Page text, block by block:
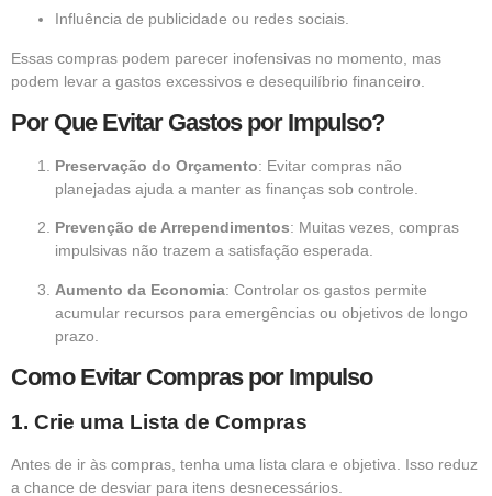
Influência de publicidade ou redes sociais.
Essas compras podem parecer inofensivas no momento, mas
podem levar a gastos excessivos e desequilíbrio financeiro.
Por Que Evitar Gastos por Impulso?
Preservação do Orçamento: Evitar compras não
planejadas ajuda a manter as finanças sob controle.
Prevenção de Arrependimentos: Muitas vezes, compras
impulsivas não trazem a satisfação esperada.
Aumento da Economia: Controlar os gastos permite
acumular recursos para emergências ou objetivos de longo
prazo.
Como Evitar Compras por Impulso
1. Crie uma Lista de Compras
Antes de ir às compras, tenha uma lista clara e objetiva. Isso reduz
a chance de desviar para itens desnecessários.